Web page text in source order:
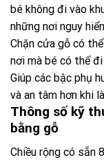
bé không đi vào
những nơi nguy
Chặn cửa gỗ có
nơi mà bé có thể
Giúp các bậc phụ
và an tâm hơn khi
Thông số kỹ
bằng gỗ
Chiều rộng có sẵn